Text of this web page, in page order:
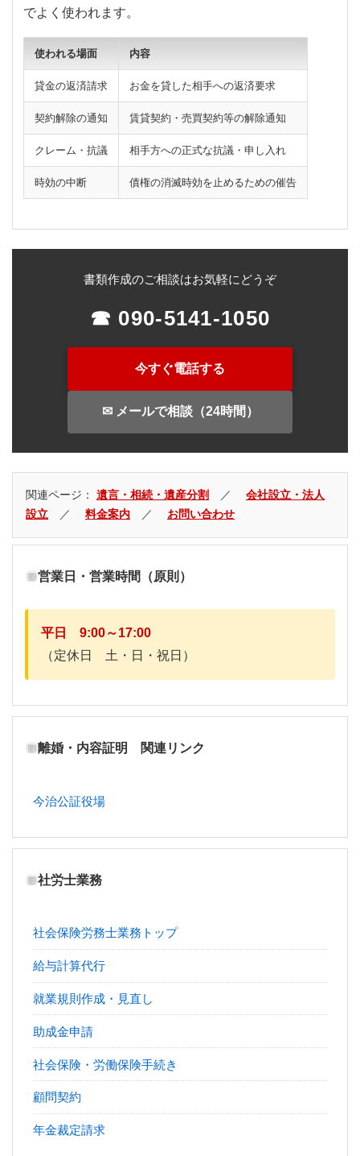
営業日・営業時間（原則）
平日 9:00～17:00
（定休日 土・日・祝日）
離婚・内容証明 関連リンク
今治公証役場
社労士業務
社会保険労務士業務トップ
給与計算代行
就業規則作成・見直し
助成金申請
社会保険・労働保険手続き
顧問契約
年金裁定請求
でよく使われます。
使われる場面 内容
貸金の返済請求 お金を貸した相手への返済要求
契約解除の通知 賃貸契約・売買契約等の解除通知
クレーム・抗議 相手方への正式な抗議・申し入れ
時効の中断 債権の消滅時効を止めるための催告
書類作成のご相談はお気軽にどうぞ
☎ 090-5141-1050
今すぐ電話する
✉ メールで相談（24時間）
関連ページ： 遺言・相続・遺産分割 ／ 会社設立・法人
設立 ／ 料金案内 ／ お問い合わせ